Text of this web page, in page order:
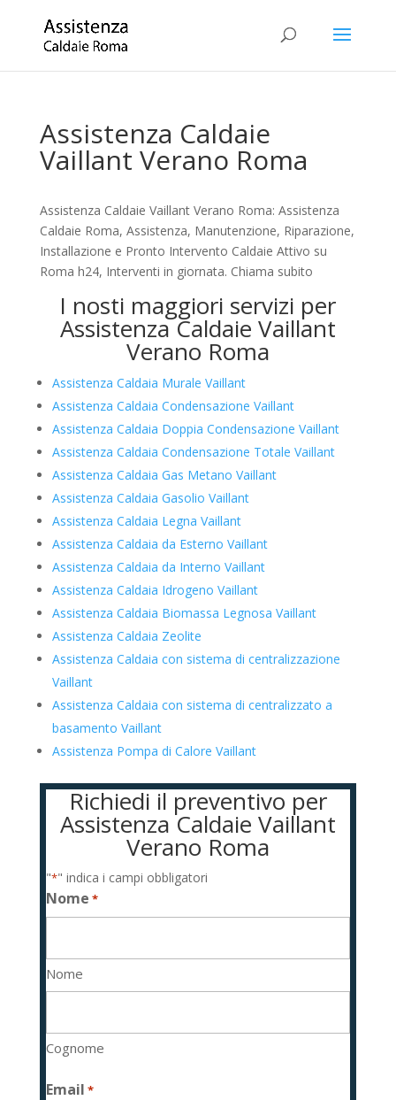
Assistenza Caldaie
Vaillant Verano Roma
Assistenza Caldaie Vaillant Verano Roma: Assistenza
Caldaie Roma, Assistenza, Manutenzione, Riparazione,
Installazione e Pronto Intervento Caldaie Attivo su
Roma h24, Interventi in giornata. Chiama subito
I nosti maggiori servizi per
Assistenza Caldaie Vaillant
Verano Roma
Assistenza Caldaia Murale Vaillant
Assistenza Caldaia Condensazione Vaillant
Assistenza Caldaia Doppia Condensazione Vaillant
Assistenza Caldaia Condensazione Totale Vaillant
Assistenza Caldaia Gas Metano Vaillant
Assistenza Caldaia Gasolio Vaillant
Assistenza Caldaia Legna Vaillant
Assistenza Caldaia da Esterno Vaillant
Assistenza Caldaia da Interno Vaillant
Assistenza Caldaia Idrogeno Vaillant
Assistenza Caldaia Biomassa Legnosa Vaillant
Assistenza Caldaia Zeolite
Assistenza Caldaia con sistema di centralizzazione
Vaillant
Assistenza Caldaia con sistema di centralizzato a
basamento Vaillant
Assistenza Pompa di Calore Vaillant
Richiedi il preventivo per
Assistenza Caldaie Vaillant
Verano Roma
"*" indica i campi obbligatori
Nome *
Nome
Cognome
Email *